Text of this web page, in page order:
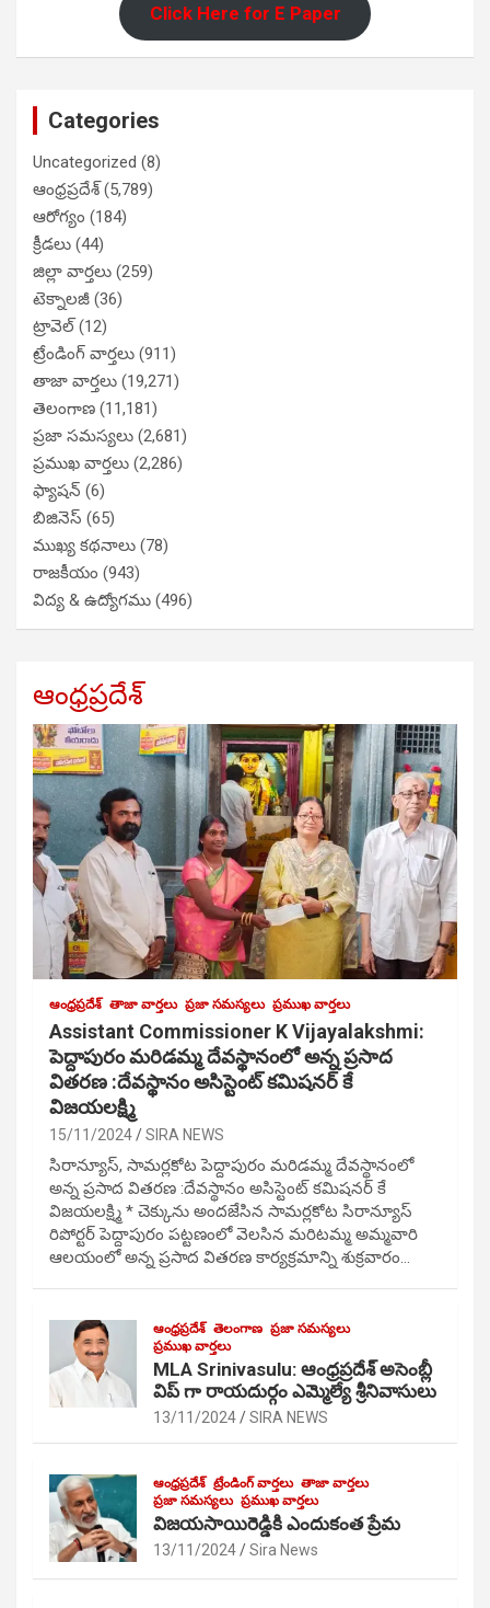
Click Here for E Paper
Categories
Uncategorized (8)
ఆంధ్రప్రదేశ్(5,789)
ఆరోగ్యం (184)
క్రీడలు (44)
జిల్లా వార్తలు (259)
టెక్నాలజీ (36)
ట్రావెల్(12)
ట్రేండింగ్ వార్తలు (911)
తాజా వార్తలు (19,271)
తెలంగాణ (11,181)
ప్రజా సమస్యలు (2,681)
ప్రముఖ వార్తలు (2,286)
ఫ్యాషన్ (6)
బిజినెస్ (65)
ముఖ్య కథనాలు (78)
రాజకీయం (943)
విద్య & ఉద్యోగము (496)
ఆంధ్రప్రదేశ్
ఆంధ్రప్రదేశ్ తాజా వార్తలు ప్రజా సమస్యలు ప్రముఖ వార్తలు
Assistant Commissioner K Vijayalakshmi:
పెద్దాపురం మరిడమ్మ దేవస్థానంలో అన్న ప్రసాద
వితరణ :దేవస్థానం అసిస్టెంట్ కమిషనర్ కే
విజయలక్ష్మి
15/11/2024 SIRA NEWS
సిరాన్యూస్, సామర్లకోట పెద్దాపురం మరిడమ్మ దేవస్థానంలో
అన్న ప్రసాద వితరణ :దేవస్థానం అసిస్టెంట్ కమిషనర్ కే
విజయలక్ష్మి * చెక్కును అందజేసిన సామర్లకోట సిరాన్యూస్
రిపోర్టర్ పెద్దాపురం పట్టణంలో వెలసిన మరిటమ్మ అమ్మవారి
ఆలయంలో అన్న ప్రసాద వితరణ కార్యక్రమాన్ని శుక్రవారం…
ఆంధ్రప్రదేశ్ తెలంగాణ ప్రజా సమస్యలు
ప్రముఖ వార్తలు
MLA Srinivasulu: ఆంధ్రప్రదేశ్ అసెంబ్లీ
విప్ గా రాయదుర్గం ఎమ్మెల్యే శ్రీనివాసులు
13/11/2024 SIRA NEWS
ఆంధ్రప్రదేశ్ ట్రేండింగ్ వార్తలు తాజా వార్తలు
ప్రజా సమస్యలు ప్రముఖ వార్తలు
విజయసాయిరెడ్డికి ఎందుకంత ప్రేమ
13/11/2024 Sira News